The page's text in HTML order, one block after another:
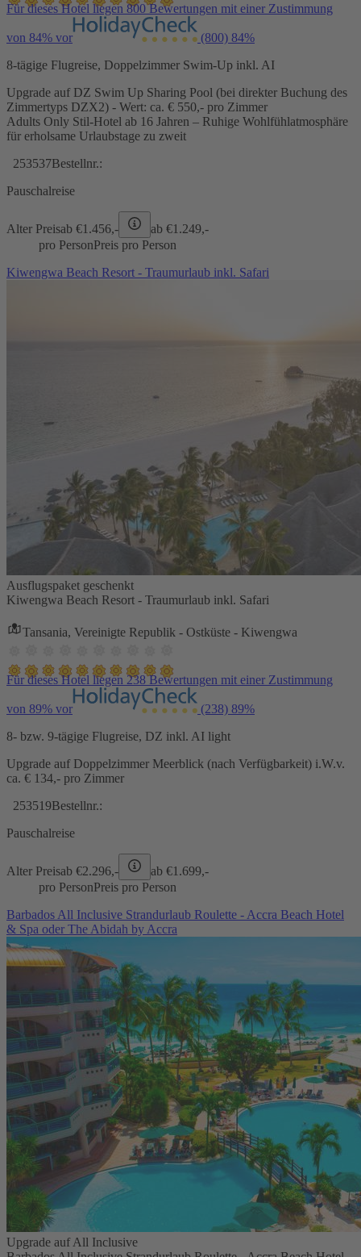
Für dieses Hotel liegen 800 Bewertungen mit einer Zustimmung
von 84% vor (800) 84%
8-tägige Flugreise, Doppelzimmer Swim-Up inkl. AI
Upgrade auf DZ Swim Up Sharing Pool (bei direkter Buchung des
Zimmertyps DZX2) - Wert: ca. € 550,- pro Zimmer
Adults Only Stil-Hotel ab 16 Jahren – Ruhige Wohlfühlatmosphäre
für erholsame Urlaubstage zu zweit
253537Bestellnr.:
Pauschalreise
Alter Preisab €1.456,- ab €1.249,-
pro PersonPreis pro Person
Kiwengwa Beach Resort - Traumurlaub inkl. Safari
Ausflugspaket geschenkt
Kiwengwa Beach Resort - Traumurlaub inkl. Safari
Tansania, Vereinigte Republik - Ostküste - Kiwengwa
Für dieses Hotel liegen 238 Bewertungen mit einer Zustimmung
von 89% vor (238) 89%
8- bzw. 9-tägige Flugreise, DZ inkl. AI light
Upgrade auf Doppelzimmer Meerblick (nach Verfügbarkeit) i.W.v.
ca. € 134,- pro Zimmer
253519Bestellnr.:
Pauschalreise
Alter Preisab €2.296,- ab €1.699,-
pro PersonPreis pro Person
Barbados All Inclusive Strandurlaub Roulette - Accra Beach Hotel
& Spa oder The Abidah by Accra
Upgrade auf All Inclusive